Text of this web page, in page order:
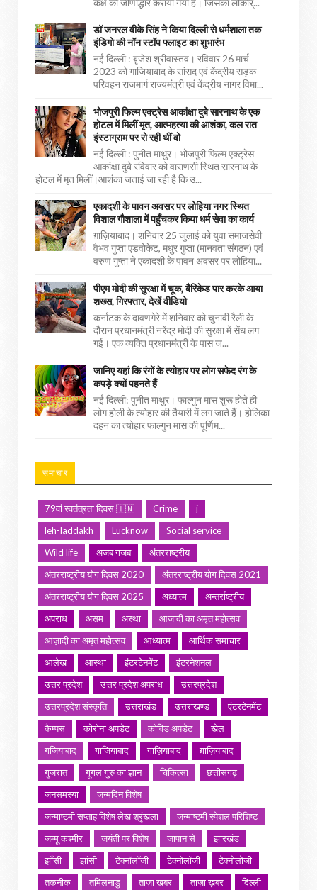
डॉ जनरल वीके सिंह ने किया दिल्ली से धर्मशाला तक
इंडिगो की नॉन स्टॉप फ्लाइट का शुभारंभ
नई दिल्ली : बृजेश श्रीवास्तव। रविवार 26 मार्च
2023 को गाजियाबाद के सांसद एवं केंद्रीय सड़क
परिवहन राजमार्ग राज्यमंत्री एवं केंद्रीय नागर विमा...
भोजपुरी फिल्म एक्ट्रेस आकांक्षा दुबे सारनाथ के एक
होटल में मिलीं मृत, आत्महत्या की आशंका, कल रात
इंस्टाग्राम पर रो रही थीं वो
नई दिल्ली : पुनीत माथुर। भोजपुरी फिल्म एक्ट्रेस
आकांक्षा दुबे रविवार को वाराणसी स्थित सारनाथ के
होटल में मृत मिलीं।आशंका जताई जा रही है कि उ...
एकादशी के पावन अवसर पर लोहिया नगर स्थित
विशाल गौशाला में पहुँचकर किया धर्म सेवा का कार्य
ग़ाज़ियाबाद। शनिवार 25 जुलाई को युवा समाजसेवी
वैभव गुप्ता एडवोकेट, मधुर गुप्ता (मानवता संगठन) एवं
वरुण गुप्ता ने एकादशी के पावन अवसर पर लोहिया...
पीएम मोदी की सुरक्षा में चूक, बैरिकेड पार करके आया
शख्स, गिरफ्तार, देखें वीडियो
कर्नाटक के दावणगेरे में शनिवार को चुनावी रैली के
दौरान प्रधानमंत्री नरेंद्र मोदी की सुरक्षा में सेंध लग
गई। एक व्यक्ति प्रधानमंत्री के पास ज...
जानिए यहां कि रंगों के त्योहार पर लोग सफेद रंग के
कपड़े क्यों पहनते हैं
नई दिल्ली: पुनीत माथुर। फाल्गुन मास शुरू होते ही
लोग होली के त्योहार की तैयारी में लग जाते हैं। होलिका
दहन का त्योहार फाल्गुन मास की पूर्णिम...
समाचार
79वां स्वतंत्रता दिवस 🇮🇳 Crime
j
leh-laddakh
Lucknow
Social service
Wild life
अजब गजब
अंतरराष्ट्रीय
अंतरराष्ट्रीय योग दिवस 2020
अंतरराष्ट्रीय योग दिवस 2021
अंतरराष्ट्रीय योग दिवस 2025
अध्यात्म
अन्तर्राष्ट्रीय
अपराध
असम अस्था
आजादी का अमृत महोत्सव
आज़ादी का अमृत महोत्सव
आध्यात्म
आर्थिक समाचार
आलेख
आस्था इंटरटेनमेंट
इंटरनेशनल
उत्तर प्रदेश
उत्तर प्रदेश अपराध
उत्तरप्रदेश
उत्तरप्रदेश संस्कृति
उत्तराखंड उत्तराखण्ड
एंटरटेनमेंट
कैम्पस
कोरोना अपडेट कोविड अपडेट
खेल
गजियाबाद
गाजियाबाद गाज़ियाबाद
ग़ाज़ियाबाद
गुजरात
गूगल गुरु का ज्ञान चिकित्सा
छत्तीसगढ़
जनसमस्या
जन्मदिन विशेष
जन्माष्टमी सप्ताह विशेष लेख श्रृंखला
जन्माष्टमी स्पेशल परिशिष्ट
जम्मू कश्मीर
जयंती पर विशेष जापान से
झारखंड
झाँसी
झांसी टेक्नॉलॉजी टेक्नोलॉजी
टेक्नोलोजी
तकनीक
तमिलनाडु ताज़ा खबर ताज़ा ख़बर
दिल्ली